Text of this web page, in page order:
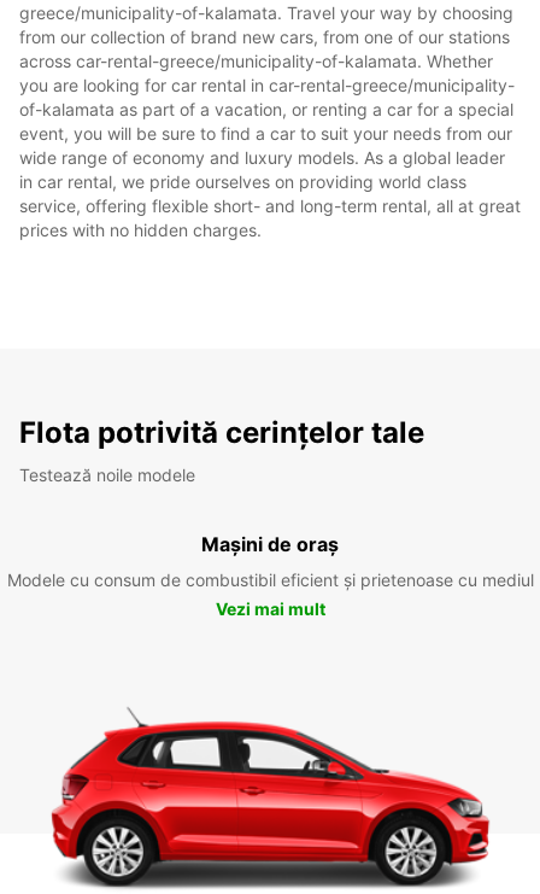
greece/municipality-of-kalamata. Travel your way by choosing
from our collection of brand new cars, from one of our stations
across car-rental-greece/municipality-of-kalamata. Whether
you are looking for car rental in car-rental-greece/municipality-
of-kalamata as part of a vacation, or renting a car for a special
event, you will be sure to find a car to suit your needs from our
wide range of economy and luxury models. As a global leader
in car rental, we pride ourselves on providing world class
service, offering flexible short- and long-term rental, all at great
prices with no hidden charges.
Flota potrivită cerințelor tale
Testează noile modele
Mașini de oraș
Modele cu consum de combustibil eficient și prietenoase cu mediul
Vezi mai mult